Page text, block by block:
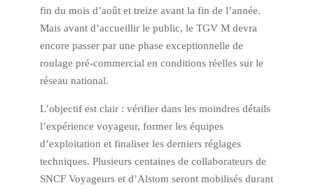
fin du mois d’août et treize avant la fin de l’année.
Mais avant d’accueillir le public, le TGV M devra
encore passer par une phase exceptionnelle de
roulage pré-commercial en conditions réelles sur le
réseau national.
L’objectif est clair : vérifier dans les moindres détails
l’expérience voyageur, former les équipes
d’exploitation et finaliser les derniers réglages
techniques. Plusieurs centaines de collaborateurs de
SNCF Voyageurs et d’Alstom seront mobilisés durant